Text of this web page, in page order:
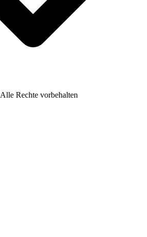
Alle Rechte vorbehalten